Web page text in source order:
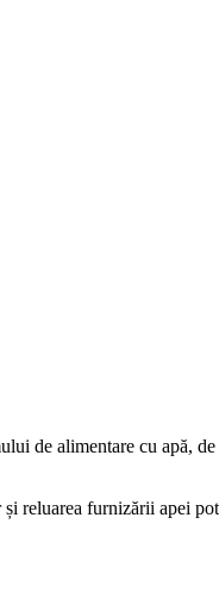
de alimentare cu apă,
reluarea furnizării apei